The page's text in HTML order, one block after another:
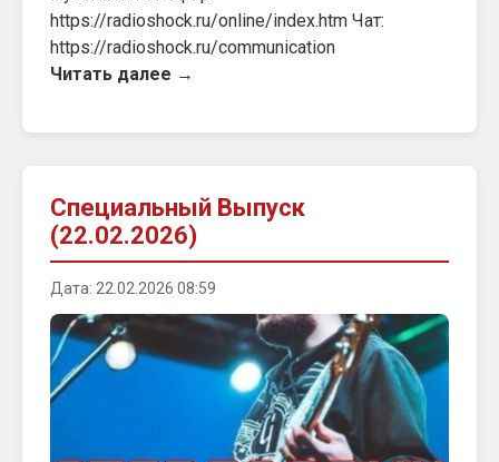
https://radioshock.ru/online/index.htm Чат:
https://radioshock.ru/communication
Читать далее →
Специальный Выпуск
(22.02.2026)
Дата: 22.02.2026 08:59